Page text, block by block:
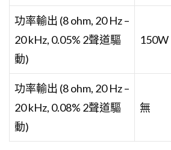
功率輸出 (8 ohm, 20 Hz –
20 kHz, 0.05% 2聲道驅
動)
150W
功率輸出 (8 ohm, 20 Hz –
20 kHz, 0.08% 2聲道驅
動)
無